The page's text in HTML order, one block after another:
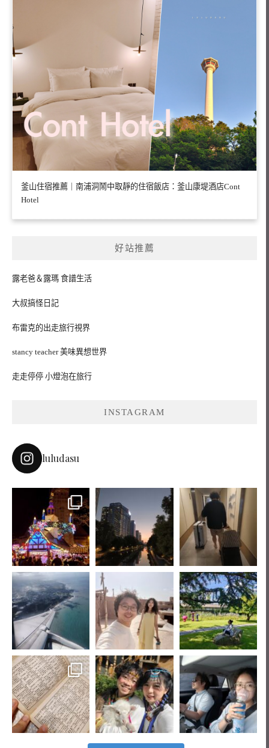
釜山住宿推薦｜南浦洞鬧中取靜的住宿飯店：釜山康堤酒店Cont
Hotel
好站推薦
露老爸＆露瑪 食譜生活
大叔搞怪日記
布雷克的出走旅行視界
stancy teacher 美味異想世界
走走停停 小燈泡在旅行
INSTAGRAM
luludasu